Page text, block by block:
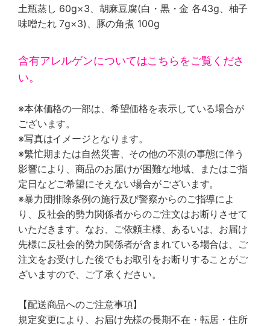
土瓶蒸し 60g×3、胡麻豆腐(白・黒・金 各43g、柚子
味噌たれ 7g×3)、豚の角煮 100g
含有アレルゲンについてはこちらをご覧くださ
い。
※本体価格の一部は、希望価格を表示している場合が
ございます。
※写真はイメージとなります。
※繁忙期または自然災害、その他の不測の事態に伴う
影響により、商品のお届けが困難な地域、またはご指
定日などご希望にそえない場合がございます。
※暴力団排除条例の施行及び警察からのご指導によ
り、反社会的勢力関係者からのご注文はお断りさせて
いただきます。なお、ご依頼主様、あるいは、お届け
先様に反社会的勢力関係者が含まれている場合は、ご
注文をお受けした後でもお取引をお断りすることがご
ざいますので、ご了承ください。
【配送商品へのご注意事項】
規定変更により、お届け先様の長期不在・転居・住所